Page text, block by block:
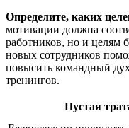
Определите, каких
мотивации должна
работников, но и целям
новых сотрудников
повысить командный
тренингов.
Пустая